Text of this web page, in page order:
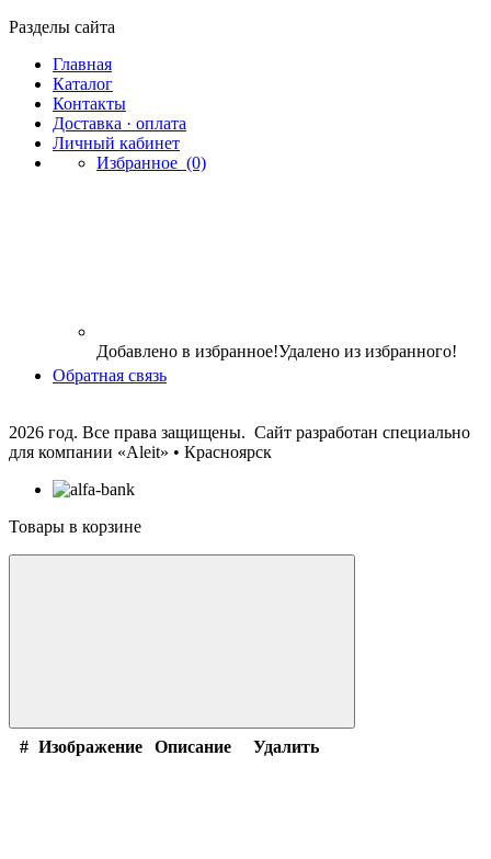
Разделы сайта
Главная
Каталог
Контакты
Доставка · оплата
Личный кабинет
Избранное (0)
Добавлено в избранное!Удалено из избранного!
Обратная связь
2026 год. Все права защищены. Сайт разработан специально
для компании «Aleit» • Красноярск
Товары в корзине
# Изображение Описание Удалить